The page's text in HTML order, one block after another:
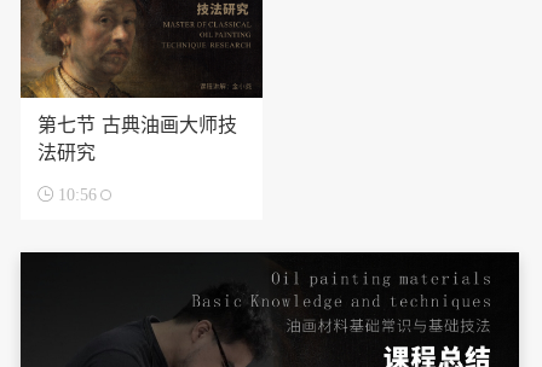
第七节 古典油画大师技
法研究
 10:56